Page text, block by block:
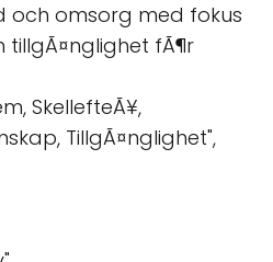
och omsorg med fokus
fÃ¶r
SkellefteÃ¥,
TillgÃ¤nglighet",